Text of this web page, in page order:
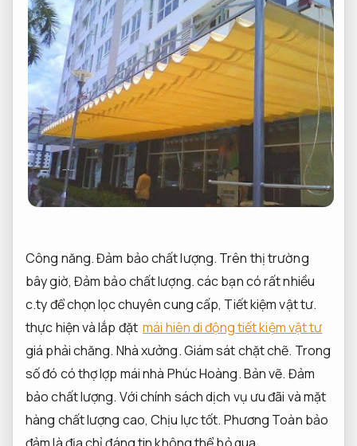
Công năng.Đảm bảo chất lượng. Trên thị trường
bây giờ, Đảm bảo chất lượng.các bạn có rất nhiều
c.ty để chọn lọc chuyên cung cấp, Tiết kiệm vật tư.
thực hiện và lắp đặt mái hiên di động tiết kiệm vật tư
giá phải chăng. Nhà xưởng.Giám sát chặt chẽ. Trong
số đó có thợ lợp mái nhà Phúc Hoàng.Bản vẽ. Đảm
bảo chất lượng. Với chính sách dịch vụ ưu đãi và mặt
hàng chất lượng cao,Chịu lực tốt. Phương Toàn bảo